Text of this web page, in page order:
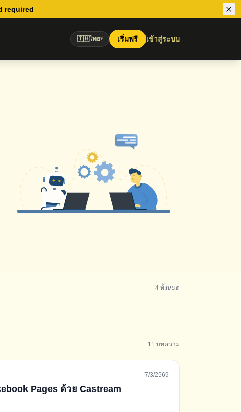
required
🇹🇭ไทย▾ เริ่มฟรี เข้าสู่ระบบ
4 ทั้งหมด
11 บทความ
7/3/2569
Pages ด้วย Castream